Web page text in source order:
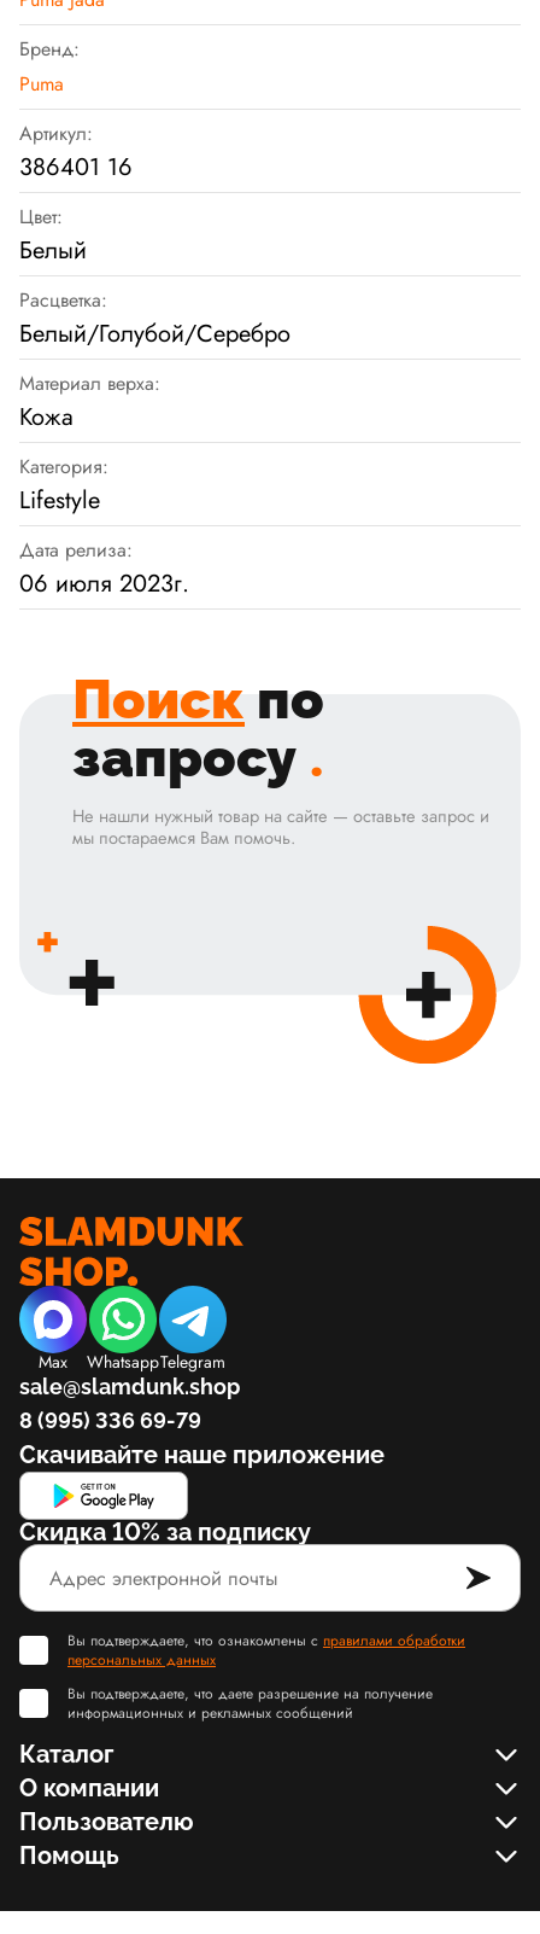
Бренд:
Puma
Артикул:
386401 16
Цвет:
Белый
Расцветка:
Белый/Голубой/Серебро
Материал верха:
Кожа
Категория:
Lifestyle
Дата релиза:
06 июля 2023г.
Поиск по
запросу .
Не нашли нужный товар на сайте — оставьте запрос и
мы постараемся Вам помочь.
Max WhatsappTelegram
sale@slamdunk.shop
8 (995) 336 69-79
Скачивайте наше приложение
Скидка 10% за подписку
Вы подтверждаете, что ознакомлены с правилами обработки
персональных данных
Вы подтверждаете, что даете разрешение на получение
информационных и рекламных сообщений
Каталог
О компании
Пользователю
Помощь